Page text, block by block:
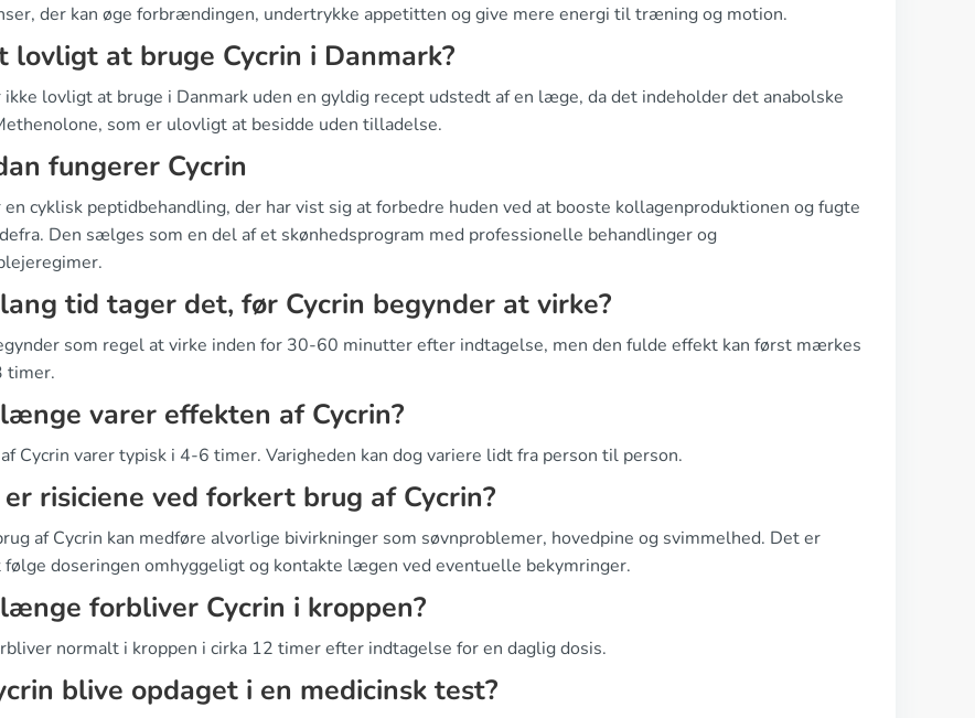
der kan øge forbrændingen, undertrykke appetitten og give mere energi til træning og motion.
lovligt at bruge Cycrin i Danmark?
ikke lovligt at bruge i Danmark uden en gyldig recept udstedt af en læge, da det indeholder det anabolske
som er ulovligt at besidde uden tilladelse.
fungerer Cycrin
en cyklisk peptidbehandling, der har vist sig at forbedre huden ved at booste kollagenproduktionen og fugte
Den sælges som en del af et skønhedsprogram med professionelle behandlinger og
tid tager det, før Cycrin begynder at virke?
som regel at virke inden for 30-60 minutter efter indtagelse, men den fulde effekt kan først mærkes
timer.
varer effekten af Cycrin?
Cycrin varer typisk i 4-6 timer. Varigheden kan dog variere lidt fra person til person.
risiciene ved forkert brug af Cycrin?
af Cycrin kan medføre alvorlige bivirkninger som søvnproblemer, hovedpine og svimmelhed. Det er
doseringen omhyggeligt og kontakte lægen ved eventuelle bekymringer.
forbliver Cycrin i kroppen?
normalt i kroppen i cirka 12 timer efter indtagelse for en daglig dosis.
blive opdaget i en medicinsk test?